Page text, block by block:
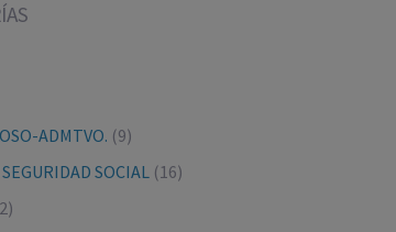
ADMTVO. (9)
SOCIAL(16)